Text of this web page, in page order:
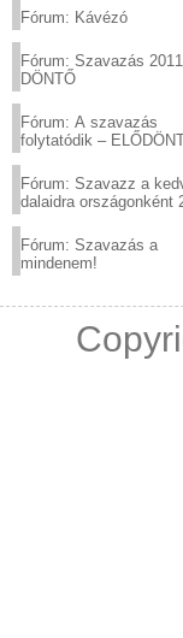
Fórum: Kávézó
Fórum: Szavazás
DÖNTŐ
Fórum: A szavazás
folytatódik –
Fórum: Szavazz a
dalaidra országonként
Fórum: Szavazás a
mindenem!